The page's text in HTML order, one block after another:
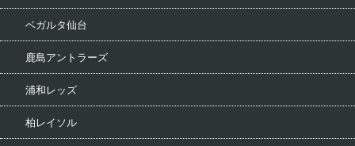
ベガルタ仙台
鹿島アントラーズ
浦和レッズ
柏レイソル